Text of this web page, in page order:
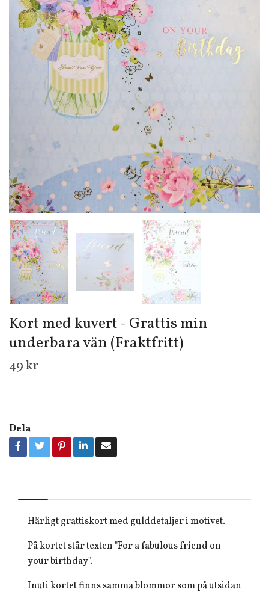
Kort med kuvert - Grattis min
underbara vän (Fraktfritt)
49 kr
Dela
Härligt grattiskort med gulddetaljer i motivet.
På kortet står texten "For a fabulous friend on
your birthday".
Inuti kortet finns samma blommor som på utsidan